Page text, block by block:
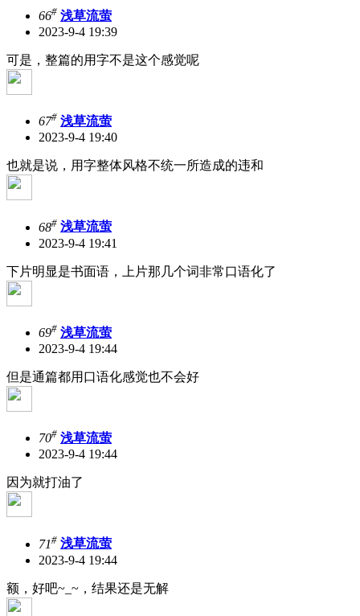
66# 浅草流萤
2023-9-4 19:39
可是，整篇的用字不是这个感觉呢
67# 浅草流萤
2023-9-4 19:40
也就是说，用字整体风格不统一所造成的违和
68# 浅草流萤
2023-9-4 19:41
下片明显是书面语，上片那几个词非常口语化了
69# 浅草流萤
2023-9-4 19:44
但是通篇都用口语化感觉也不会好
70# 浅草流萤
2023-9-4 19:44
因为就打油了
71# 浅草流萤
2023-9-4 19:44
额，好吧~_~，结果还是无解